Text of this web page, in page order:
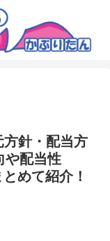
方針・配当方
や配当性
めて紹介！